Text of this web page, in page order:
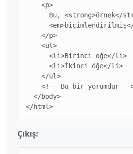
    <p>
Bu, <strong>örnek</
    </p>
    <ul>
      <li>Birinci öğe</li>
      <li>İkinci öğe</li>
    </ul>
<!-- Bu bir yorumdur --
  </body>
</html>
Çıkış: